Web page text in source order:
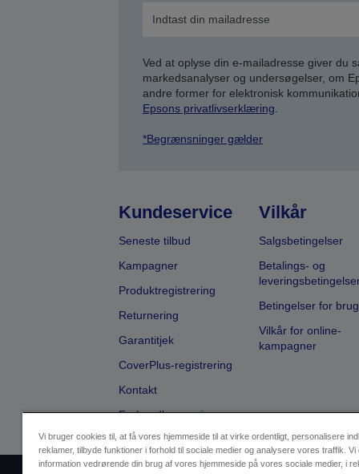
Ved at oplyse din e-mailadresse giver du
markedsanalyser og undersøgelser, om
andre former for elektronisk
Epsons privatlivserklæring
*Begrænsninger gælder
Kundeservice
Seneste tilbud
Kampagner
Produktregistrering
Returnering
Garantitjek
CoverPlus-registrering
Kontakt
Forhandlersøgning
Vilkår
Salgsbetingelser
Betalings- og
Betingelser for brug
Vilkår for online-
kampagner
Vi bruger cookies til, at få vores hjemmeside til at virke ordentligt, personalisere
reklamer, tilbyde funktioner i forhold til sociale medier og analysere vores traffik. Vi
information vedrørende din brug af vores hjemmeside på vores sociale medier, i